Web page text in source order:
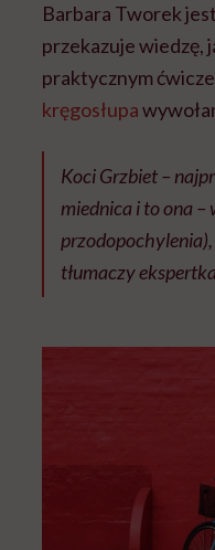
Barbara Tworek
przekazuje wiedzę,
praktycznym
kręgosłupa
Koci Grzbiet –
miednica i to ona –
tłumaczy